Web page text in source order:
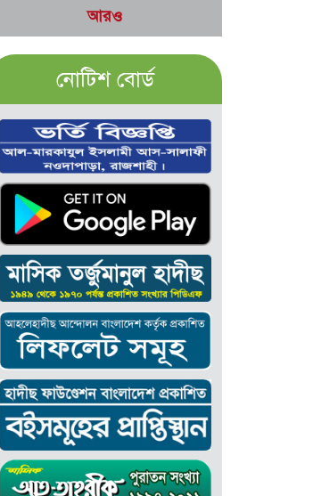
আরও
নোটিশ বোর্ড